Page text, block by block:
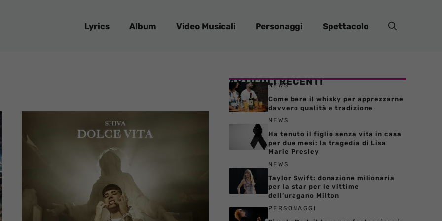
Lyrics Album Video Musicali Personaggi Spettacolo
ARTICOLI RECENTI
NEWS
Come bere il whisky per apprezzarne
davvero qualità e tradizione
NEWS
Ha tenuto il figlio senza vita in casa
per due mesi: la tragedia di Lisa
Marie Presley
NEWS
Taylor Swift: donazione milionaria
per la star per le vittime
dell’uragano Milton
PERSONAGGI